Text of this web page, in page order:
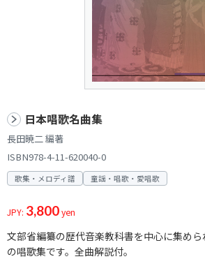
日本唱歌名曲集
長田暁二 編著
ISBN978-4-11-620040-0
歌集・メロディ譜 童謡・唱歌・愛唱歌
JPY: 3,800yen
文部省編纂の歴代音楽教科書を中心に集め
の唱歌集です。全曲解説付。